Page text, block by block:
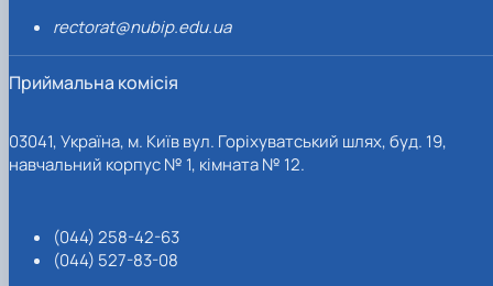
rectorat@nubip.edu.ua
Приймальна комісія
03041, Україна, м. Київ вул. Горіхуватський шлях, буд. 19,
навчальний корпус № 1, кімната № 12.
(044) 258-42-63
(044) 527-83-08